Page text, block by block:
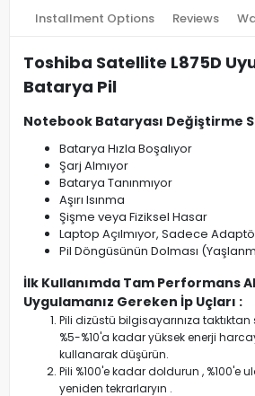
Installment Options Reviews
Toshiba Satellite L875D
Batarya Pil
Notebook Bataryası Değiştirme
Batarya Hızla Boşalıyor
Şarj Almıyor
Batarya Tanınmıyor
Aşırı Isınma
Şişme veya Fiziksel Hasar
Laptop Açılmıyor, Sadece
Pil Döngüsünün Dolması
İlk Kullanımda Tam Performans
Uygulamanız Gereken İp Uçları :
Pili dizüstü bilgisayarınıza
%5-%10'a kadar yüksek enerji
kullanarak düşürün.
Pili %100'e kadar doldurun , %100'e
yeniden tekrarlaryın .